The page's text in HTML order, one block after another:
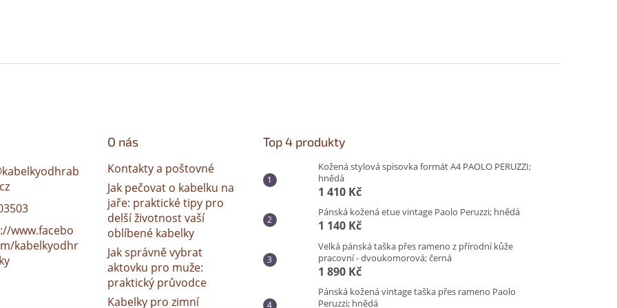
kabelkyodhrab
www.facebo
kabelkyodhr
O nás
Kontakty a poštovné
Jak pečovat o kabelku na
jaře: praktické tipy pro
delší životnost vaší
oblíbené kabelky
Jak správně vybrat
aktovku pro muže:
praktický průvodce
Kabelky pro zimní
Top 4 produkty
Kožená stylová spisovka formát A4 PAOLO PERUZZI;
hnědá
1 410 Kč
Pánská kožená etue vintage Paolo Peruzzi; hnědá
1 140 Kč
Velká pánská taška přes rameno z přírodní kůže
pracovní - dvoukomorová; černá
1 890 Kč
Pánská kožená vintage taška přes rameno Paolo
Peruzzi; hnědá